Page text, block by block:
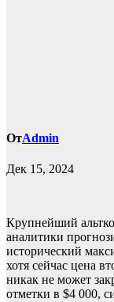
ОтAdmin
Дек 15, 2024
Крупнейший
аналитики
исторический
хотя сейчас цена
никак не может
отметки в $4 000,